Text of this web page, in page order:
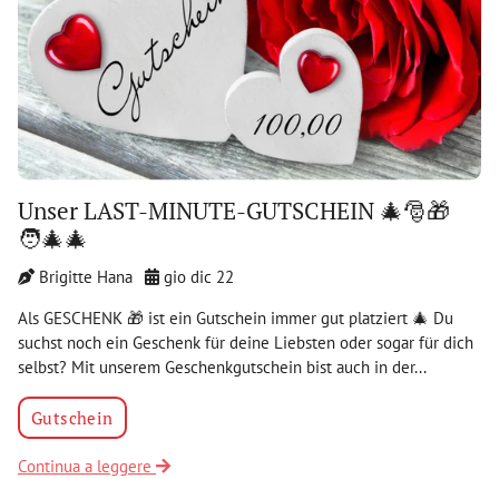
Unser LAST-MINUTE-GUTSCHEIN 🎄🎅🎁
🧑‍🎄🎄
Brigitte Hana
gio dic 22
Als GESCHENK 🎁 ist ein Gutschein immer gut platziert 🎄 Du
suchst noch ein Geschenk für deine Liebsten oder sogar für dich
selbst? Mit unserem Geschenkgutschein bist auch in der...
Gutschein
Continua a leggere